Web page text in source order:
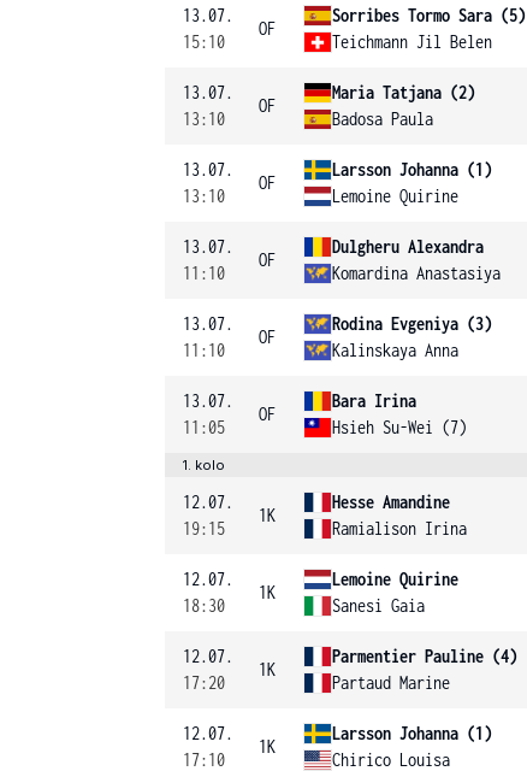
13.07.
15:10
OF
Sorribes Tormo Sara (5)
Teichmann Jil Belen
13.07.
13:10
OF
Maria Tatjana (2)
Badosa Paula
13.07.
13:10
OF
Larsson Johanna (1)
Lemoine Quirine
13.07.
11:10
OF
Dulgheru Alexandra
Komardina Anastasiya
13.07.
11:10
OF
Rodina Evgeniya (3)
Kalinskaya Anna
13.07.
11:05
OF
Bara Irina
Hsieh Su-Wei (7)
1. kolo
12.07.
19:15
1K
Hesse Amandine
Ramialison Irina
12.07.
18:30
1K
Lemoine Quirine
Sanesi Gaia
12.07.
17:20
1K
Parmentier Pauline (4)
Partaud Marine
12.07.
17:10
1K
Larsson Johanna (1)
Chirico Louisa